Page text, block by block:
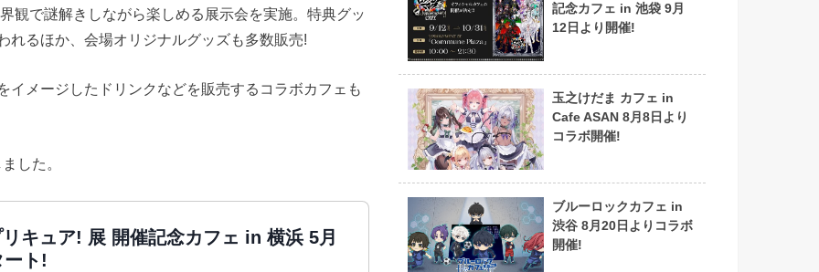
観で謎解きしながら楽しめる展示会を実施。特典グッ
れるほか、会場オリジナルグッズも多数販売!
イメージしたドリンクなどを販売するコラボカフェも
した。
キュア! 展 開催記念カフェ in 横浜 5月
ート!
記念カフェ in 池袋 9月
12日より開催!
玉之けだま カフェ in
Cafe ASAN 8月8日より
コラボ開催!
ブルーロックカフェ in
渋谷 8月20日よりコラボ
開催!